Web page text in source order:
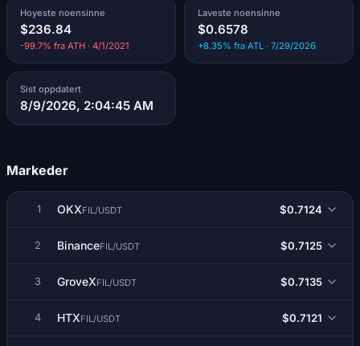
Hoyeste noensinne
$236.84
-99.7% fra ATH · 4/1/2021
Laveste noensinne
$0.6578
+8.35% fra ATL · 7/29/2026
Sist oppdatert
8/9/2026, 2:04:45 AM
Markeder
1 OKXFIL/USDT $0.7124
2 BinanceFIL/USDT $0.7125
3 GroveXFIL/USDT $0.7135
4 HTXFIL/USDT $0.7121